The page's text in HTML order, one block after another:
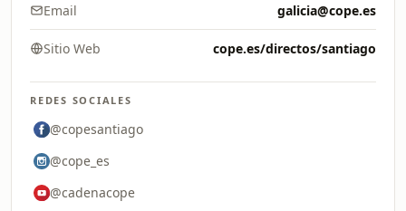
Email galicia@cope.es
Sitio Web cope.es/directos/santiago
REDES SOCIALES
@copesantiago
@cope_es
@cadenacope